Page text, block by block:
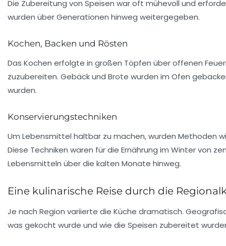
Die Zubereitung von Speisen war oft mühevoll und
wurden über Generationen hinweg weitergegeben.
Kochen, Backen und Rösten
Das Kochen erfolgte in großen Töpfen über offenen
zuzubereiten. Gebäck und Brote wurden im Ofen
wurden.
Konservierungstechniken
Um Lebensmittel haltbar zu machen, wurden Methoden
Diese Techniken waren für die Ernährung im Winter von
Lebensmitteln über die kalten Monate hinweg.
Eine kulinarische Reise durch die
Je nach Region variierte die Küche dramatisch.
was gekocht wurde und wie die Speisen zubereitet